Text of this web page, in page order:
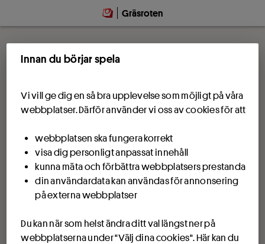
Gräsroten
Innan du börjar spela
Vi vill ge dig en så bra upplevelse som möjligt på våra
webbplatser. Därför använder vi oss av cookies för att
webbplatsen ska fungera korrekt
visa dig personligt anpassat innehåll
kunna mäta och förbättra webbplatsers prestanda
din användardata kan användas för annonsering
på externa webbplatser
Du kan när som helst ändra ditt val längst ner på
webbplatserna under "Välj dina cookies". Här kan du